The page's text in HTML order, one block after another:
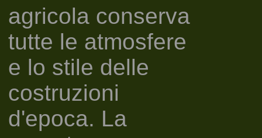
agricola conserva
tutte le atmosfere
e lo stile delle
costruzioni
d'epoca. La